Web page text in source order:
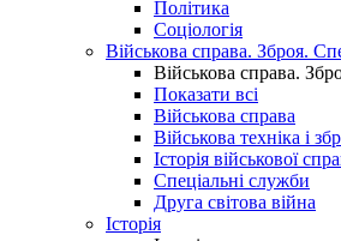
Політика
Соціологія
Військова справа. Зброя.
Військова справа.
Показати всі
Військова справа
Військова техніка і
Історія військової
Спеціальні служби
Друга світова війна
Історія